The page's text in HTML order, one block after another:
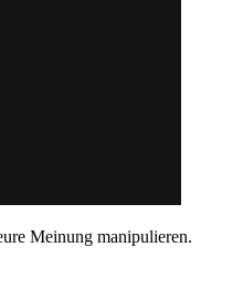
Meinung manipulieren.